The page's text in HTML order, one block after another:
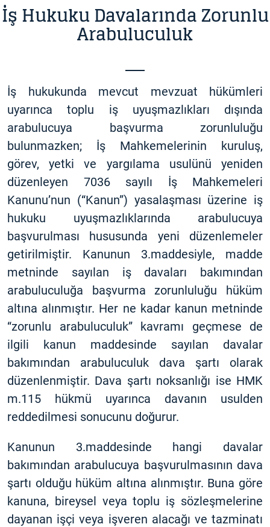
İş Hukuku Davalarında Zorunlu
Arabuluculuk
İş hukukunda mevcut mevzuat hükümleri
uyarınca toplu iş uyuşmazlıkları dışında
arabulucuya başvurma zorunluluğu
bulunmazken; İş Mahkemelerinin kuruluş,
görev, yetki ve yargılama usulünü yeniden
düzenleyen 7036 sayılı İş Mahkemeleri
Kanunu’nun (“Kanun”) yasalaşması üzerine iş
hukuku uyuşmazlıklarında arabulucuya
başvurulması hususunda yeni düzenlemeler
getirilmiştir. Kanunun 3.maddesiyle, madde
metninde sayılan iş davaları bakımından
arabuluculuğa başvurma zorunluluğu hüküm
altına alınmıştır. Her ne kadar kanun metninde
“zorunlu arabuluculuk” kavramı geçmese de
ilgili kanun maddesinde sayılan davalar
bakımından arabuluculuk dava şartı olarak
düzenlenmiştir. Dava şartı noksanlığı ise HMK
m.115 hükmü uyarınca davanın usulden
reddedilmesi sonucunu doğurur.
Kanunun 3.maddesinde hangi davalar
bakımından arabulucuya başvurulmasının dava
şartı olduğu hüküm altına alınmıştır. Buna göre
kanuna, bireysel veya toplu iş sözleşmelerine
dayanan işçi veya işveren alacağı ve tazminatı